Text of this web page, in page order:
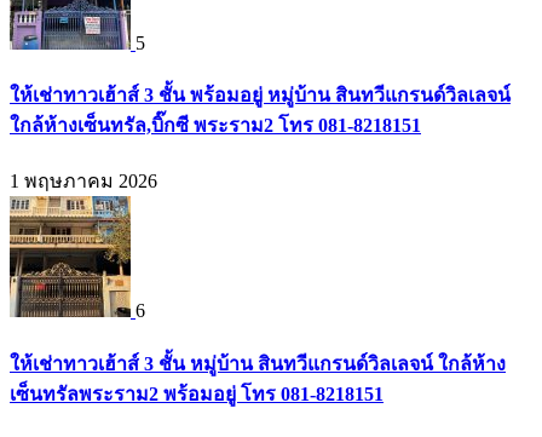
5
ให้เช่าทาวเฮ้าส์ 3 ชั้น พร้อมอยู่ หมู่บ้าน สินทวีแกรนด์วิลเลจน์
ใกล้ห้างเซ็นทรัล,บิ๊กซี พระราม2 โทร 081-8218151
1 พฤษภาคม 2026
6
ให้เช่าทาวเฮ้าส์ 3 ชั้น หมู่บ้าน สินทวีแกรนด์วิลเลจน์ ใกล้ห้าง
เซ็นทรัลพระราม2 พร้อมอยู่ โทร 081-8218151